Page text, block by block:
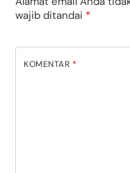
wajib ditandai *
KOMENTAR *